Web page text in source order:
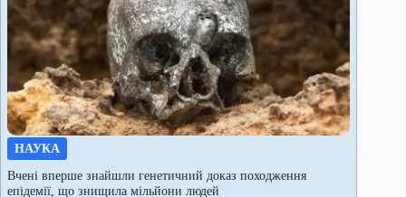
НАУКА
Вчені вперше знайшли генетичний доказ походження
епідемії, що знищила мільйони людей